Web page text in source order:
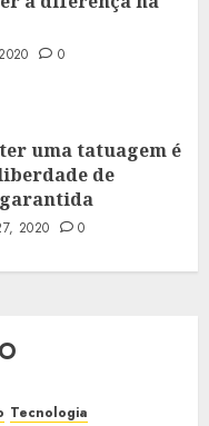
0
uma tatuagem é
de
2020 0
Tecnologia